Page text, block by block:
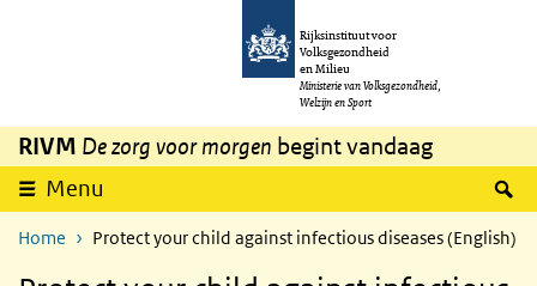
Overslaan en naar de inhoud gaan
Rijksinstituut voor
Volksgezondheid
en Milieu
Ministerie van Volksgezondheid,
Welzijn en Sport
RIVM De zorg voor morgen begint vandaag
Menu
Home Protect your child against infectious diseases (English)